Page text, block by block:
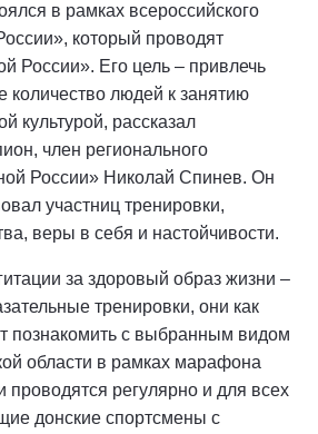
в рамках всероссийского
который проводят
России». Его цель – привлечь
количество людей к занятию
культурой, рассказал
член регионального
России» Николай Спинев. Он
участниц тренировки,
веры в себя и настойчивости.
за здоровый образ жизни –
тренировки, они как
познакомить с выбранным видом
области в рамках марафона
регулярно и для всех
донские спортсмены с